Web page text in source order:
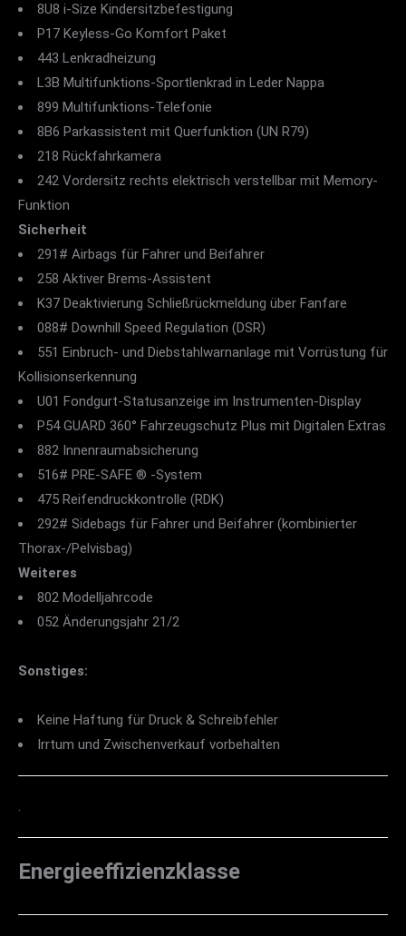
8U8 i-Size Kindersitzbefestigung
P17 Keyless-Go Komfort Paket
443 Lenkradheizung
L3B Multifunktions-Sportlenkrad in Leder Nappa
899 Multifunktions-Telefonie
8B6 Parkassistent mit Querfunktion (UN R79)
218 Rückfahrkamera
242 Vordersitz rechts elektrisch verstellbar mit Memory-
Funktion
Sicherheit
291# Airbags für Fahrer und Beifahrer
258 Aktiver Brems-Assistent
K37 Deaktivierung Schließrückmeldung über Fanfare
088# Downhill Speed Regulation (DSR)
551 Einbruch- und Diebstahlwarnanlage mit Vorrüstung für
Kollisionserkennung
U01 Fondgurt-Statusanzeige im Instrumenten-Display
P54 GUARD 360° Fahrzeugschutz Plus mit Digitalen Extras
882 Innenraumabsicherung
516# PRE-SAFE ® -System
475 Reifendruckkontrolle (RDK)
292# Sidebags für Fahrer und Beifahrer (kombinierter
Thorax-/Pelvisbag)
Weiteres
802 Modelljahrcode
052 Änderungsjahr 21/2
Sonstiges:
Keine Haftung für Druck & Schreibfehler
Irrtum und Zwischenverkauf vorbehalten
.
Energieeffizienzklasse